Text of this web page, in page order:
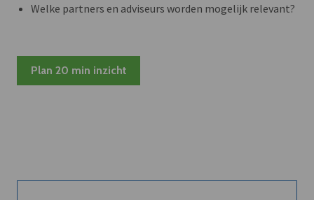
Welke partners en adviseurs worden mogelijk relevant?
Plan 20 min inzicht